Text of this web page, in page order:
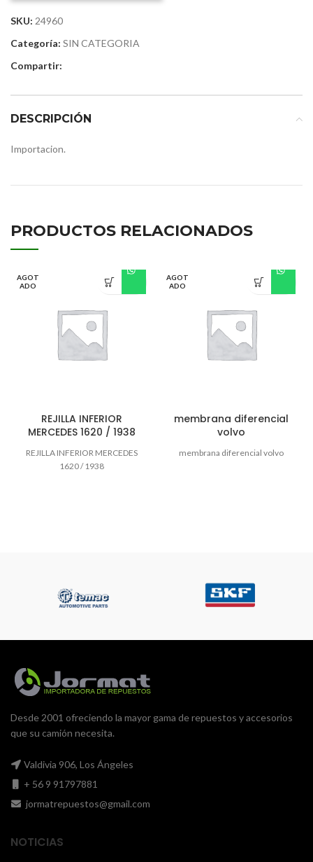
SKU: 24960
Categoría: SIN CATEGORIA
Compartir:
DESCRIPCIÓN
Importacion.
PRODUCTOS RELACIONADOS
AGOT
ADO
REJILLA INFERIOR
MERCEDES 1620 / 1938
REJILLA INFERIOR MERCEDES
1620 / 1938
AGOT
ADO
membrana diferencial
volvo
membrana diferencial volvo
Desde 2001 ofreciendo la mayor gama de repuestos y accesorios
que su camión necesita.
Valdivia 906, Los Ángeles
+ 56 9 91797881
jormatrepuestos@gmail.com
NOTICIAS